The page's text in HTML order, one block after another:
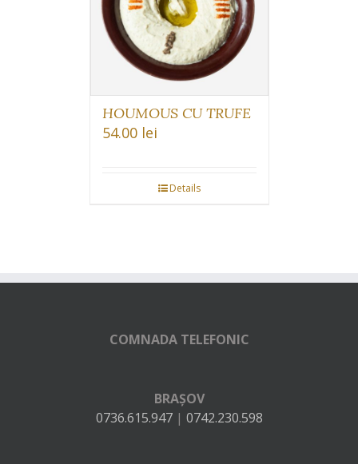
HOUMOUS CU TRUFE
54.00 lei
Details
COMNADA TELEFONIC
BRAȘOV
0736.615.947| 0742.230.598